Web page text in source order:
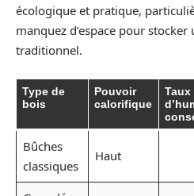
écologique et pratique,
manquez d’espace pour
traditionnel.
Type de
bois
Pouvoir
calorifique
Taux
Bûches
classiques
Haut